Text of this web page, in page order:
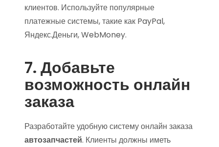
клиентов. Используйте популярные
платежные системы, такие как PayPal,
Яндекс.Деньги, WebMoney.
7. Добавьте
возможность онлайн
заказа
Разработайте удобную систему онлайн заказа
автозапчастей. Клиенты должны иметь